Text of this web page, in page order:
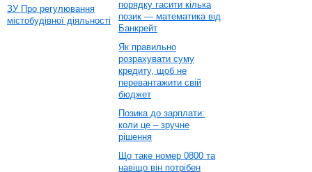
ЗУ Про регулювання
містобудівної діяльності
порядку гасити кілька
позик — математика від
Банкрейт
Як правильно
розрахувати суму
кредиту, щоб не
перевантажити свій
бюджет
Позика до зарплати:
коли це – зручне
рішення
Що таке номер 0800 та
навіщо він потрібен